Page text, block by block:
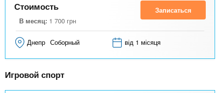
Стоимость
В месяц: 1 700 грн
Записаться
Днепр Соборный від 1 місяця
Игровой спорт